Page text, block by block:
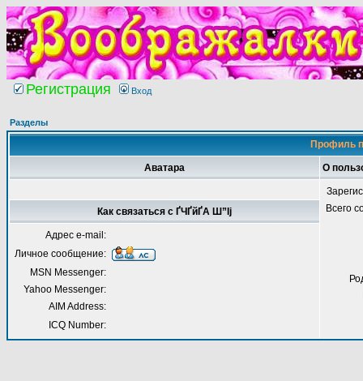
Регистрация Вход
Разделы
Профиль
Аватара О
Всего
Как связаться с ҐЧҐйҐА Ш”Іј
Адрес e-mail:
Личное сообщение:
MSN Messenger:
Yahoo Messenger:
AIM Address:
ICQ Number: